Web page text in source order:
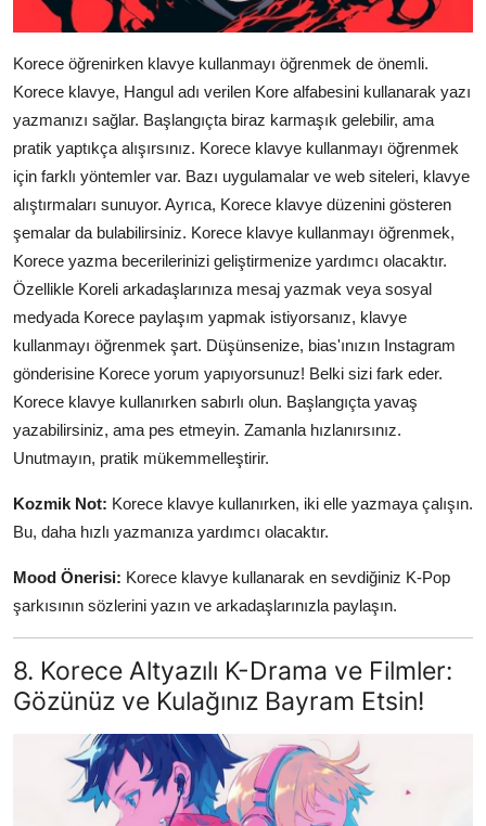
Korece öğrenirken klavye kullanmayı öğrenmek de önemli.
Korece klavye, Hangul adı verilen Kore alfabesini kullanarak yazı
yazmanızı sağlar. Başlangıçta biraz karmaşık gelebilir, ama
pratik yaptıkça alışırsınız. Korece klavye kullanmayı öğrenmek
için farklı yöntemler var. Bazı uygulamalar ve web siteleri, klavye
alıştırmaları sunuyor. Ayrıca, Korece klavye düzenini gösteren
şemalar da bulabilirsiniz. Korece klavye kullanmayı öğrenmek,
Korece yazma becerilerinizi geliştirmenize yardımcı olacaktır.
Özellikle Koreli arkadaşlarınıza mesaj yazmak veya sosyal
medyada Korece paylaşım yapmak istiyorsanız, klavye
kullanmayı öğrenmek şart. Düşünsenize, bias'ınızın Instagram
gönderisine Korece yorum yapıyorsunuz! Belki sizi fark eder.
Korece klavye kullanırken sabırlı olun. Başlangıçta yavaş
yazabilirsiniz, ama pes etmeyin. Zamanla hızlanırsınız.
Unutmayın, pratik mükemmelleştirir.
Kozmik Not: Korece klavye kullanırken, iki elle yazmaya çalışın.
Bu, daha hızlı yazmanıza yardımcı olacaktır.
Mood Önerisi: Korece klavye kullanarak en sevdiğiniz K-Pop
şarkısının sözlerini yazın ve arkadaşlarınızla paylaşın.
8. Korece Altyazılı K-Drama ve Filmler:
Gözünüz ve Kulağınız Bayram Etsin!